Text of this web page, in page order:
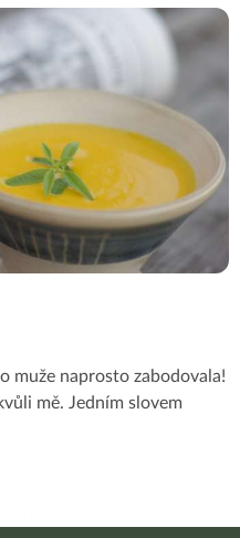
muže naprosto zabodovala!
mě. Jedním slovem